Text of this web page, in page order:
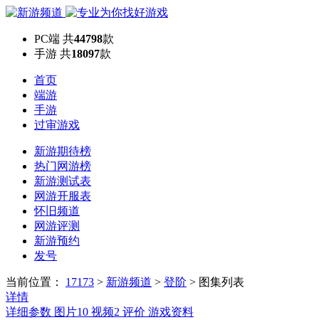
PC端 共44798款
手游 共18097款
首页
端游
手游
过审游戏
新游期待榜
热门网游榜
新游测试表
网游开服表
怀旧频道
网游评测
新游预约
发号
当前位置： 17173 > 新游频道 > 登阶 > 图集列表
详情
详细参数 图片10 视频2 评价 游戏资料